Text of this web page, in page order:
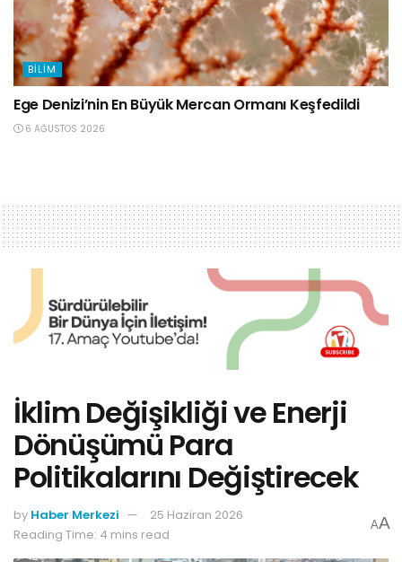
BILIM
Ege Denizi’nin En Büyük Mercan Ormanı Keşfedildi
6 AĞUSTOS 2026
İklim Değişikliği ve Enerji
Dönüşümü Para
Politikalarını Değiştirecek
by Haber Merkezi
25 Haziran 2026
Reading Time: 4 mins read
AA